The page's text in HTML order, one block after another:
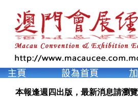
本報逢週四出版，最新消息請瀏